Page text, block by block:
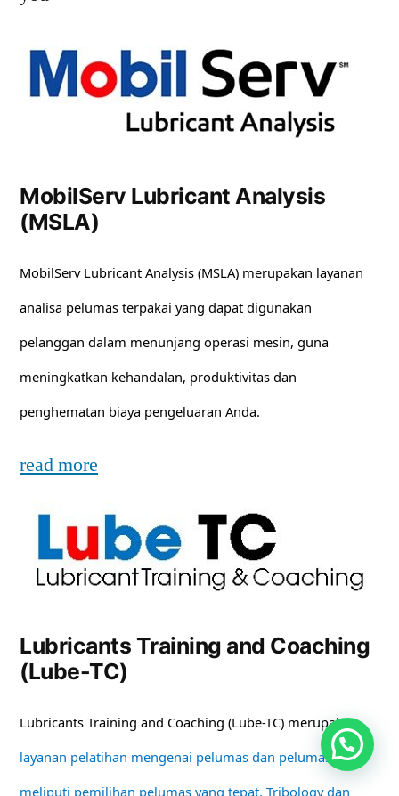
MobilServ Lubricant Analysis
(MSLA)
MobilServ Lubricant Analysis (MSLA) merupakan layanan
analisa pelumas terpakai yang dapat digunakan
pelanggan dalam menunjang operasi mesin, guna
meningkatkan kehandalan, produktivitas dan
penghematan biaya pengeluaran Anda.
read more
Lubricants Training and Coaching
(Lube-TC)
Lubricants Training and Coaching (Lube-TC) merupakan
layanan pelatihan mengenai pelumas dan pelumasan
meliputi pemilihan pelumas yang tepat, Tribology dan